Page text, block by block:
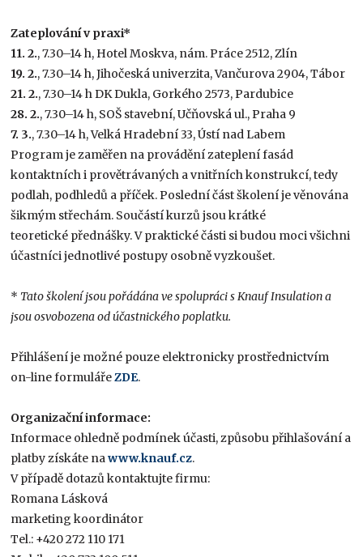
Zateplování v praxi*
11. 2., 7.30–14 h, Hotel Moskva, nám. Práce 2512, Zlín
19. 2., 7.30–14 h, Jihočeská univerzita, Vančurova 2904, Tábor
21. 2., 7.30–14 h DK Dukla, Gorkého 2573, Pardubice
28. 2., 7.30–14 h, SOŠ stavební, Učňovská ul., Praha 9
7. 3., 7.30–14 h, Velká Hradební 33, Ústí nad Labem
Program je zaměřen na provádění zateplení fasád
kontaktních i provětrávaných a vnitřních konstrukcí, tedy
podlah, podhledů a příček. Poslední část školení je věnována
šikmým střechám. Součástí kurzů jsou krátké
teoretické přednášky. V praktické části si budou moci všichni
účastníci jednotlivé postupy osobně vyzkoušet.
* Tato školení jsou pořádána ve spolupráci s Knauf Insulation a
jsou osvobozena od účastnického poplatku.
Přihlášení je možné pouze elektronicky prostřednictvím
on-line formulářeZDE.
Organizační informace:
Informace ohledně podmínek účasti, způsobu přihlašování a
platby získáte nawww.knauf.cz.
V případě dotazů kontaktujte firmu:
Romana Lásková
marketing koordinátor
Tel.: +420 272 110 171